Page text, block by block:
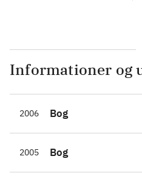
Informationer og
2006 Bog
2005 Bog